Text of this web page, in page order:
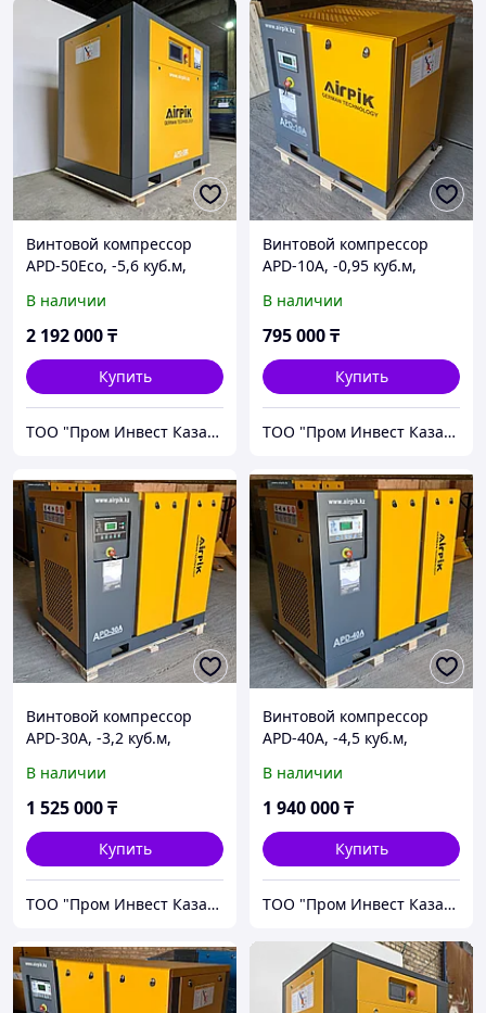
Винтовой компрессор
APD-50Eco, -5,6 куб.м,
приводом+двиг.PM) AirPIK
В наличии
2 192 000₸
Купить
ТОО "Пром Инвест Казахстан"
Винтовой компрессор
APD-10A, -0,95 куб.м,
В наличии
795 000₸
Купить
ТОО "Пром Инвест Казахстан"
Винтовой компрессор
APD-30A, -3,2 куб.м,
В наличии
1 525 000₸
Купить
ТОО "Пром Инвест Казахстан"
Винтовой компрессор
APD-40A, -4,5 куб.м,
В наличии
1 940 000₸
Купить
ТОО "Пром Инвест Казахстан"